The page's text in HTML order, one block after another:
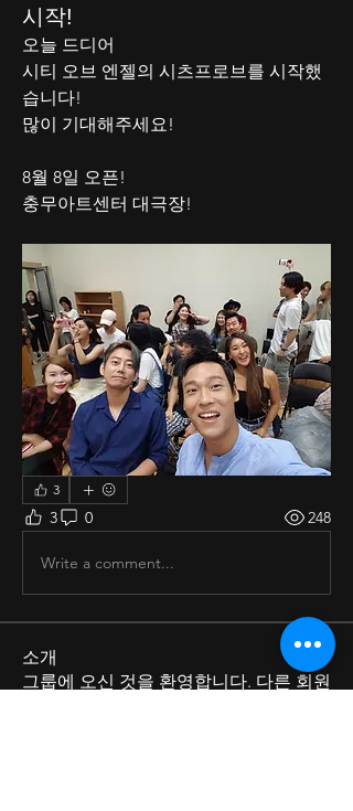
시작!
오늘 드디어
시티 오브 엔젤의 시츠프로브를 시작했
습니다!
많이 기대해주세요!
8월 8일 오픈!
충무아트센터 대극장!
3
3 0 248
Write a comment...
소개
그룹에 오신 것을 환영합니다. 다른 회원